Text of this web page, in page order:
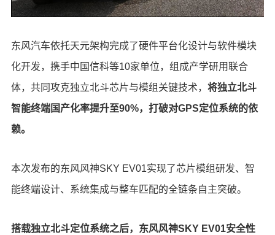
东风汽车依托天元架构完成了硬件平台化设计与软件模块
化开发，携手中国信科等10家单位，组成产学研用联合
体，共同攻克独立北斗芯片与模组关键技术， 将独立北斗
智能终端国产化率提升至90%，打破对GPS定位系统的依
赖。
本次发布的东风风神SKY EV01实现了芯片模组研发、智
能终端设计、系统集成与整车匹配的全链条自主突破。
搭载独立北斗定位系统之后，东风风神SKY EV01安全性